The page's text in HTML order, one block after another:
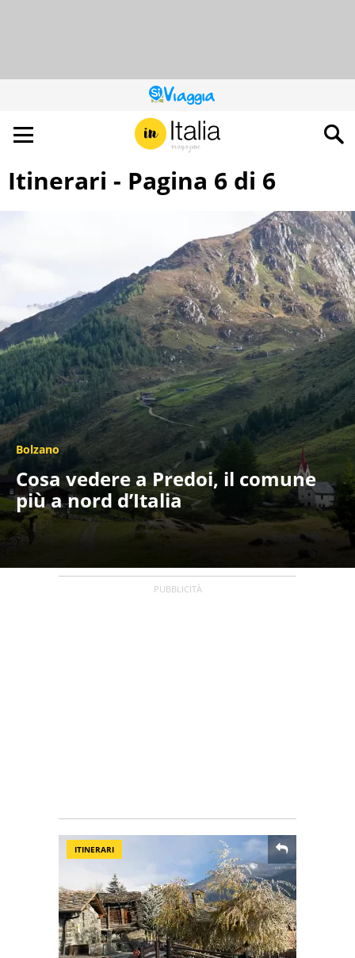
QUESTO
SITO
CONTRIBUISCE
ALL’AUDIENCE
DI
Itinerari - Pagina 6 di 6
Bolzano
Cosa vedere a Predoi, il comune
più a nord d’Italia
ITINERARI